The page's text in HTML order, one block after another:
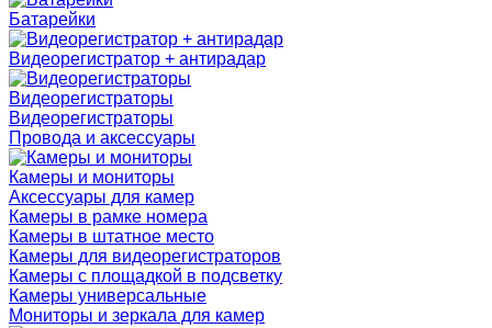
Батарейки
Видеорегистратор + антирадар
Видеорегистраторы
Видеорегистраторы
Провода и аксессуары
Камеры и мониторы
Аксессуары для камер
Камеры в рамке номера
Камеры в штатное место
Камеры для видеорегистраторов
Камеры с площадкой в подсветку
Камеры универсальные
Мониторы и зеркала для камер